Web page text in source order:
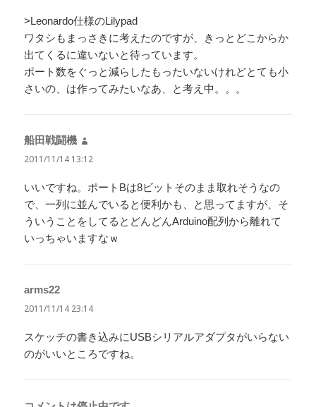
>Leonardo仕様のLilypad
ワタシもまっさきに考えたのですが、きっとどこからか
出てくるに違いないと待っています。
ポート数をぐっと減らしたもったいないけれどとても小
さいの、は作ってみたいなあ、と考え中。。。
船田戦闘機
り:
2011/11/14 13:12
いいですね。ポートBは8ビットそのまま取れそうなの
で、一列に並んでいると便利かも、と思ってますが、そ
ういうことをしてるとどんどんArduino配列から離れて
いっちゃいますなｗ
arms22
り:
2011/11/14 23:14
スケッチの書き込みにUSBシリアルアダプタがいらない
のがいいところですね。